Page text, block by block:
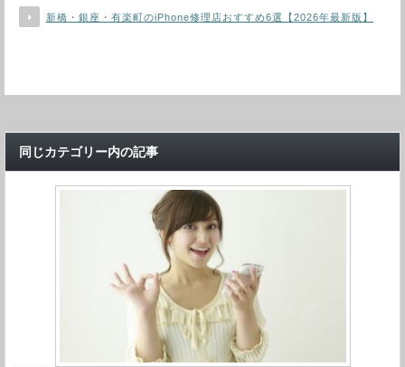
新橋・銀座・有楽町のiPhone修理店おすすめ6選【2026年最新版】
同じカテゴリー内の記事